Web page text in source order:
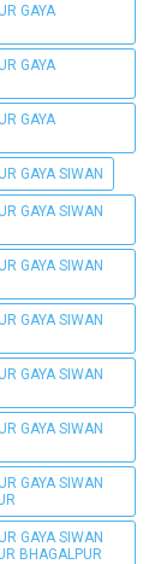
GAYA
GAYA
GAYA
GAYA SIWAN
GAYA SIWAN
GAYA SIWAN
GAYA SIWAN
GAYA SIWAN
GAYA SIWAN
GAYA SIWAN
GAYA SIWAN
BHAGALPUR